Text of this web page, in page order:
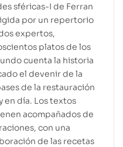
sféricas-I de Ferran
por un repertorio
expertos,
platos de los
cuenta la historia
el devenir de la
de la restauración
en día. Los textos
acompañados de
con una
de las recetas